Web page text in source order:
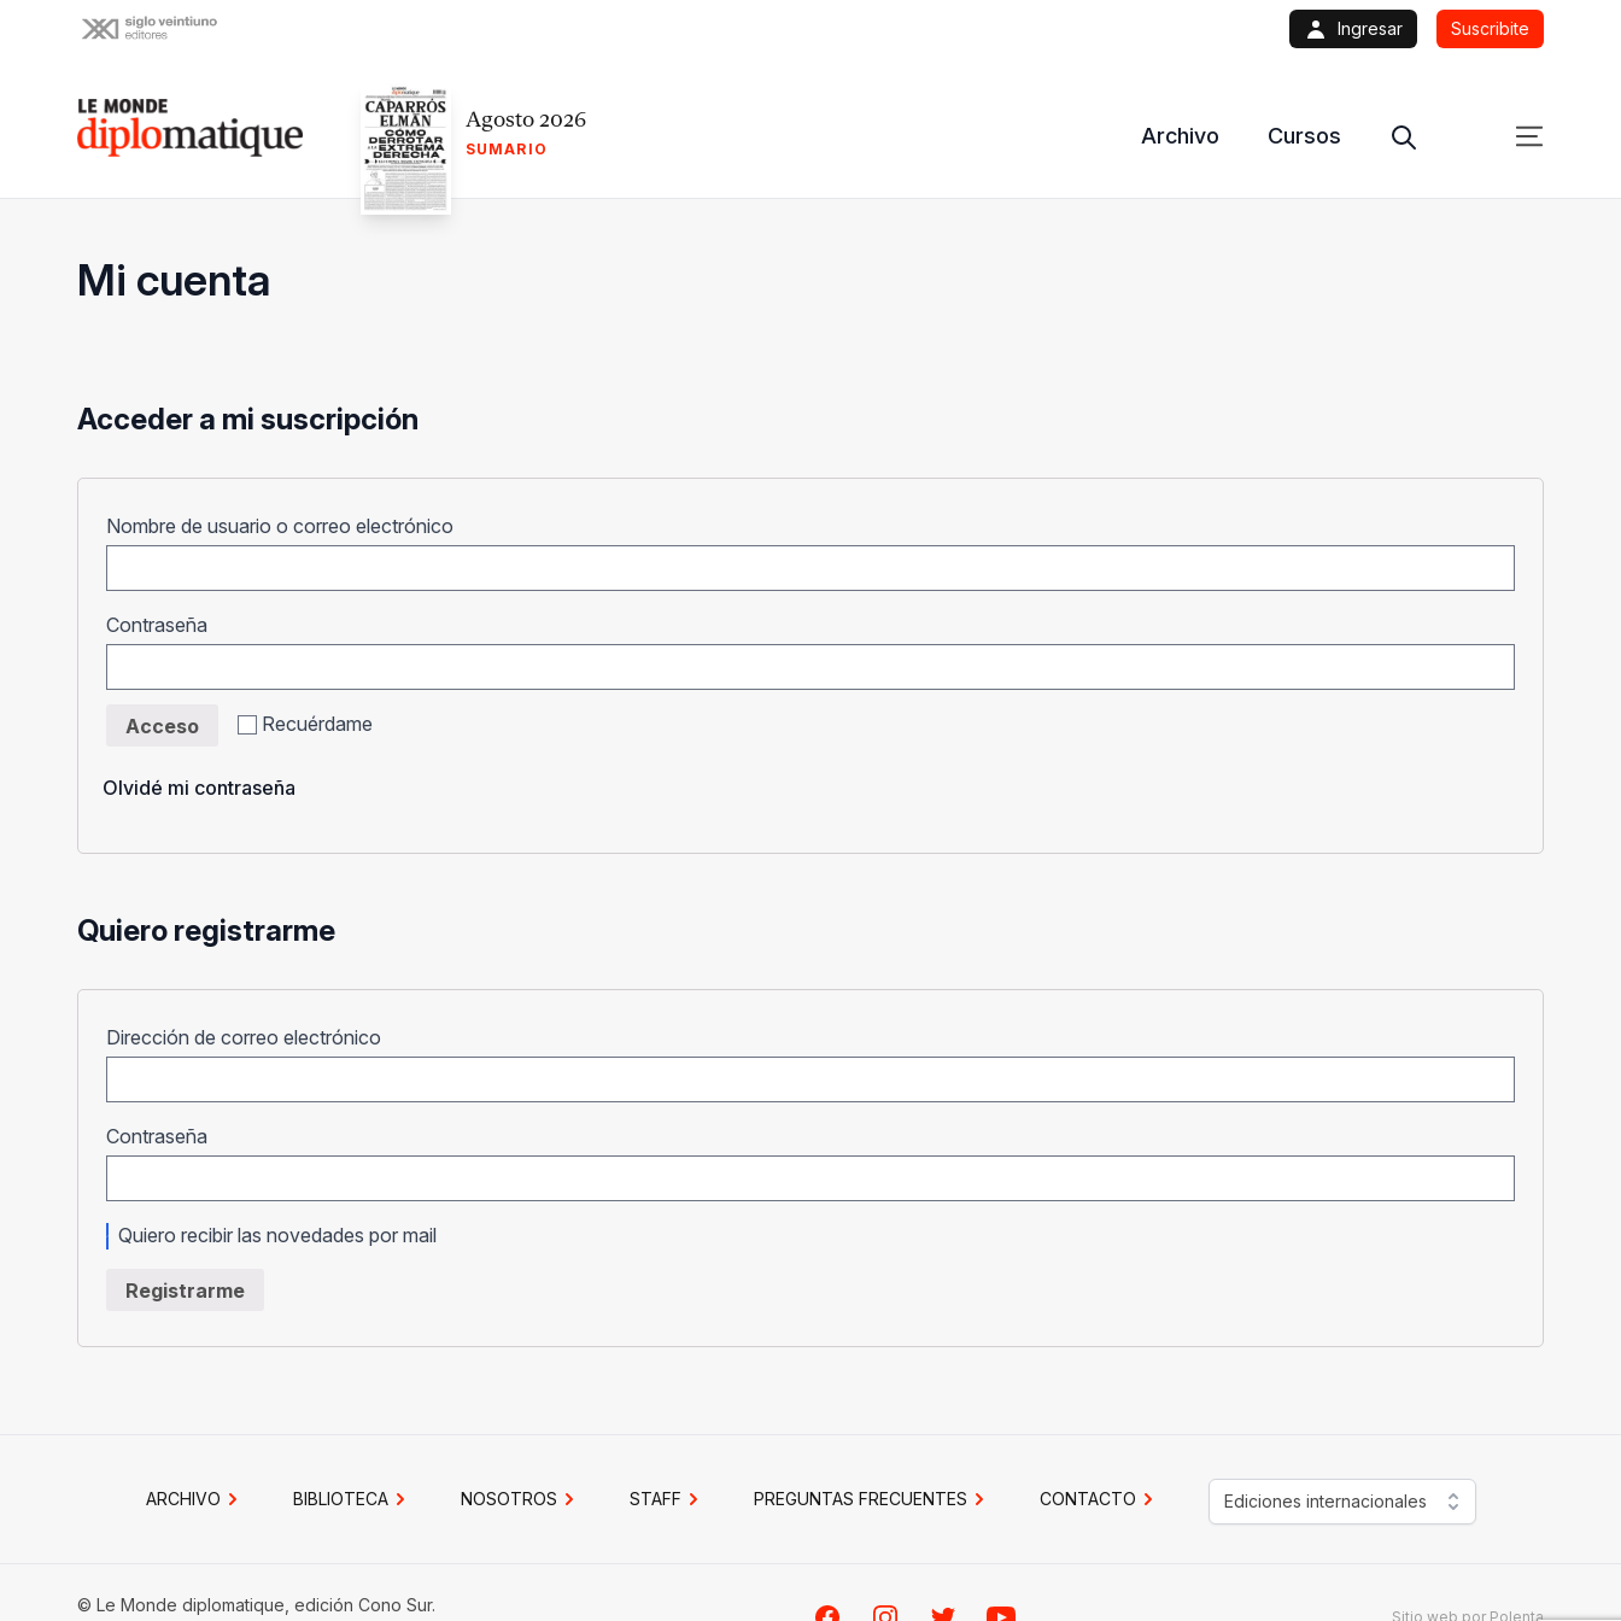
Ingresar Suscribite
Le monde diplomatique Agosto 2026
SUMARIO
Archivo Cursos
Mi cuenta
Acceder a mi suscripción
Nombre de usuario o correo electrónico
Contraseña
Recuérdame
Acceso
Olvidé mi contraseña
Quiero registrarme
Dirección de correo electrónico
Contraseña
Quiero recibir las novedades por mail
Registrarme
ARCHIVO BIBLIOTECA NOSOTROS STAFF PREGUNTAS FRECUENTES CONTACTO Ediciones internacionales
© Le Monde diplomatique, edición Cono Sur.
Sitio web por Polenta